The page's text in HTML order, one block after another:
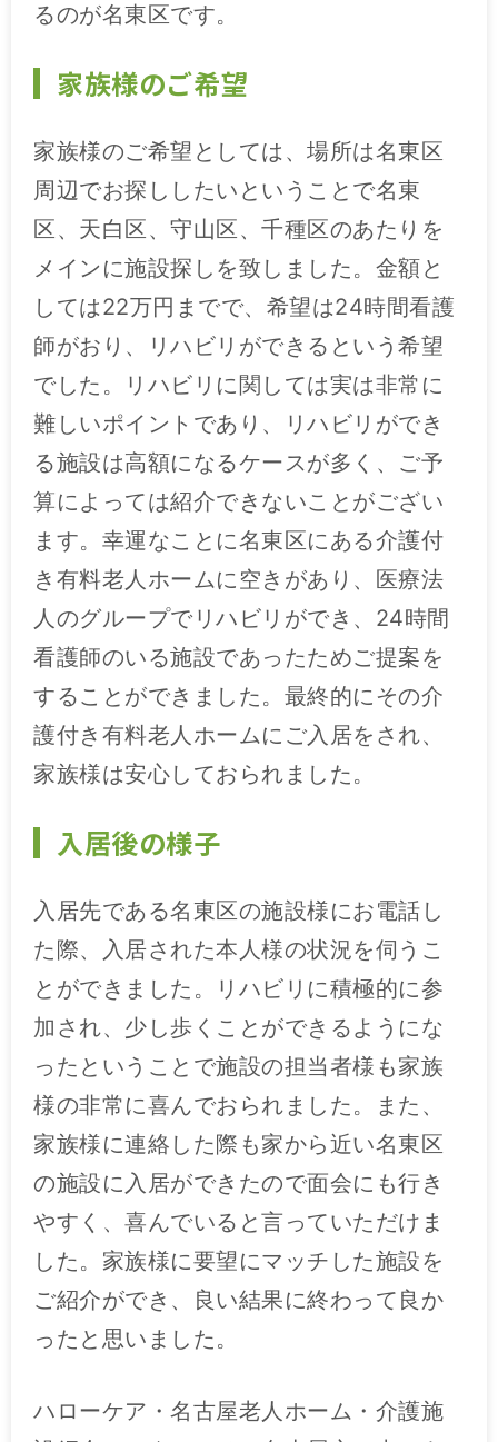
るのが名東区です。
家族様のご希望
家族様のご希望としては、場所は名東区
周辺でお探ししたいということで名東
区、天白区、守山区、千種区のあたりを
メインに施設探しを致しました。金額と
しては22万円までで、希望は24時間看護
師がおり、リハビリができるという希望
でした。リハビリに関しては実は非常に
難しいポイントであり、リハビリができ
る施設は高額になるケースが多く、ご予
算によっては紹介できないことがござい
ます。幸運なことに名東区にある介護付
き有料老人ホームに空きがあり、医療法
人のグループでリハビリができ、24時間
看護師のいる施設であったためご提案を
することができました。最終的にその介
護付き有料老人ホームにご入居をされ、
家族様は安心しておられました。
入居後の様子
入居先である名東区の施設様にお電話し
た際、入居された本人様の状況を伺うこ
とができました。リハビリに積極的に参
加され、少し歩くことができるようにな
ったということで施設の担当者様も家族
様の非常に喜んでおられました。また、
家族様に連絡した際も家から近い名東区
の施設に入居ができたので面会にも行き
やすく、喜んでいると言っていただけま
した。家族様に要望にマッチした施設を
ご紹介ができ、良い結果に終わって良か
ったと思いました。
ハローケア・名古屋老人ホーム・介護施